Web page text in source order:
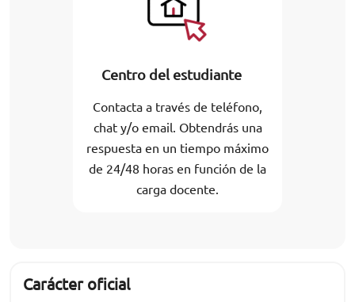
Centro del estudiante
Contacta a través de teléfono,
chat y/o email. Obtendrás una
respuesta en un tiempo máximo
de 24/48 horas en función de la
carga docente.
Carácter oficial